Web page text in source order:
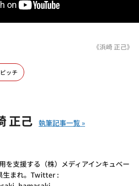
《浜崎 正己》
ッチ
正己
を支援する（株）メディアインキュベー
生まれ。Twitter :